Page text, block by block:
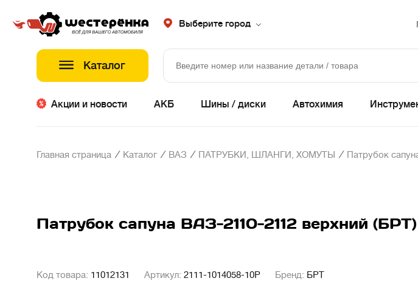
Выберите город
Каталог
Акции и новости АКБ Шины / диски Автохимия
Главная страница / Каталог / ВАЗ / ПАТРУБКИ, ШЛАНГИ, ХОМУТЫ / Патрубок
Патрубок сапуна ВАЗ-2110-2112 верхний (БРТ)
Код товара: 11012131 Артикул: 2111-1014058-10P Бренд: БРТ